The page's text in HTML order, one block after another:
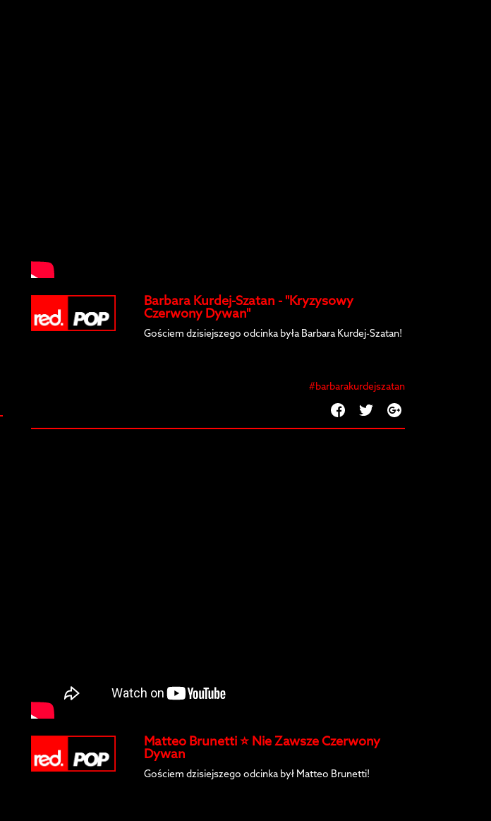
Barbara Kurdej-Szatan - "Kryzysowy
Czerwony Dywan"
Gościem dzisiejszego odcinka była Barbara Kurdej-Szatan!
#barbarakurdejszatan
Matteo Brunetti ⭐️ Nie Zawsze Czerwony
Dywan
Gościem dzisiejszego odcinka był Matteo Brunetti!